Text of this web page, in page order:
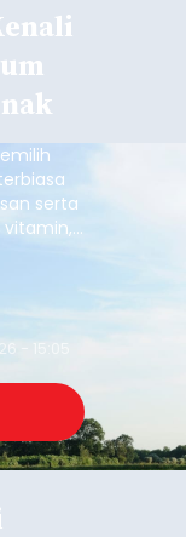
serta
vitamin,
mana
- 15:05